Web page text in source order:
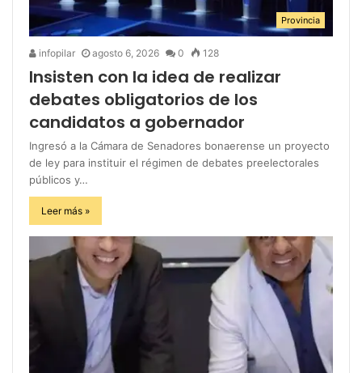
Provincia
infopilar agosto 6, 2026 0 128
Insisten con la idea de realizar
debates obligatorios de los
candidatos a gobernador
Ingresó a la Cámara de Senadores bonaerense un proyecto
de ley para instituir el régimen de debates preelectorales
públicos y…
Leer más »